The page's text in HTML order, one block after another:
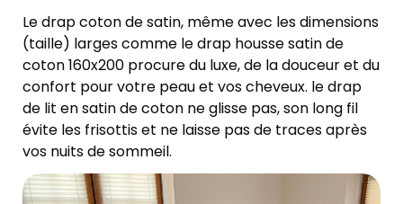
Le drap coton de satin, même avec les dimensions
(taille) larges comme le drap housse satin de
coton 160x200 procure du luxe, de la douceur et du
confort pour votre peau et vos cheveux. le drap
de lit en satin de coton ne glisse pas, son long fil
évite les frisottis et ne laisse pas de traces après
vos nuits de sommeil.